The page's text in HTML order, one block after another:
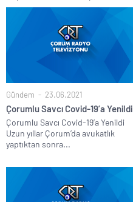
Gündem 23.06.2021
Çorumlu Savcı Covid-19’a Yenildi
Çorumlu Savcı Covid-19’a Yenildi
Uzun yıllar Çorum’da avukatlık
yaptıktan sonra...